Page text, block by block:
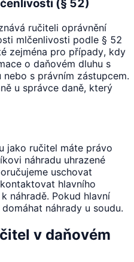
(§ 52)
ručiteli oprávnění
mlčenlivosti podle § 52
zejména pro případy, kdy
o daňovém dluhu s
s právním zástupcem.
u správce daně, který
jako ručitel máte právo
náhradu uhrazené
uschovat
hlavního
náhradě. Pokud hlavní
náhrady u soudu.
v daňovém